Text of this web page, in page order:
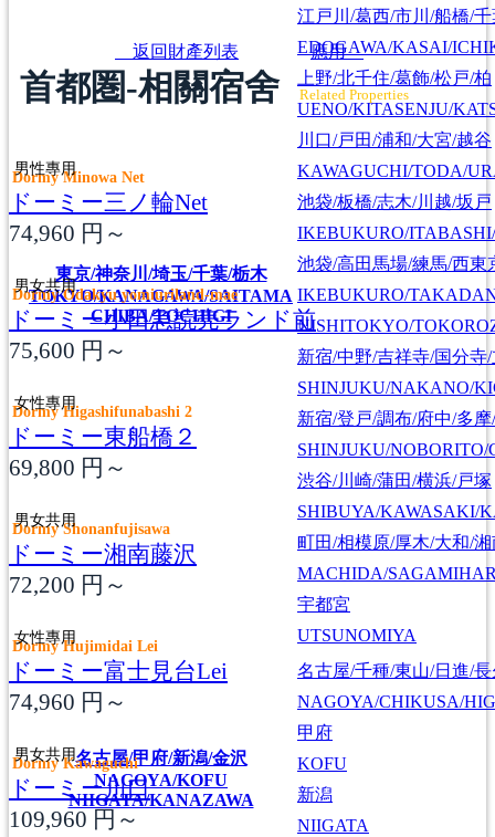
東京/神奈川/埼玉/千葉/栃木
TOKYO/KANAGAWA/SAITAMA
CHIBA/TOCHIGI
江戸川/葛西/市川/船橋/千
EDOGAWA/KASAI/
上野/北千住/葛飾/松戸/柏
UENO/KITASENJU/
川口/戸田/浦和/大宮/越谷
KAWAGUCHI/TODA/
池袋/板橋/志木/川越/坂戸
IKEBUKURO/
池袋/高田馬場/練馬/西東
IKEBUKURO/
NISHITOKYO/
新宿/中野/吉祥寺/国分寺
SHINJUKU/NAKANO/
新宿/登戸/調布/府中/多
SHINJUKU/
渋谷/川崎/蒲田/横浜/戸塚
SHIBUYA/KAWASAKI/
町田/相模原/厚木/大和/湘
MACHIDA/
宇都宮
UTSUNOMIYA
名古屋/甲府/新潟/金沢
NAGOYA/KOFU
NIIGATA/KANAZAWA
名古屋/千種/東山/日進/
NAGOYA/CHIKUSA/
甲府
KOFU
新潟
NIIGATA
返回財產列表 應用
首都圏-相關宿舍 Related Properties
男性專用
Dormy Minowa Net
ドーミー三ノ輪Net
74,960 円～
男女共用
Dormy Odakyu yomiuriland-mae
ドーミー小田急読売ランド前
75,600 円～
女性專用
Dormy Higashifunabashi 2
ドーミー東船橋２
69,800 円～
男女共用
Dormy Shonanfujisawa
ドーミー湘南藤沢
72,200 円～
女性專用
Dormy Hujimidai Lei
ドーミー富士見台Lei
74,960 円～
男女共用
Dormy Kawaguchi
ドーミー川口
109,960 円～